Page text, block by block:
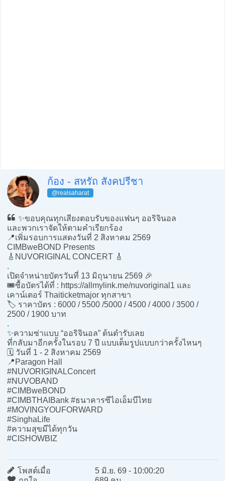
ก้อง - สหรัถ สังคปรีชา
@realsaharat
✨ขอบคุณทุกเสียงตอบรับของแฟนๆ ออริจินอล
และพวกเราจัดให้ตามคำเรียกร้อง
📍เพิ่มรอบการแสดงวันที่ 2 สิงหาคม 2569
CIMBweBOND Presents
🎸NUVORIGINAL CONCERT 🎸
.
เปิดจำหน่ายบัตรวันที่ 13 มิถุนายน 2569 🎉
🎟️ซื้อบัตรได้ที่ : https://allmylink.me/nuvoriginal1 และ
เคาน์เตอร์ Thaiticketmajor ทุกสาขา
🏷️ ราคาบัตร : 6000 / 5500 /5000 / 4500 / 4000 / 3500 /
2500 / 1900 บาท
.
✨ความซ่าแบบ “ออริจินอล” ต้นตำรับเลย
ที่กลับมาอีกครั้งในรอบ 7 ปี แบบเต็มรูปแบบกว่าครั้งไหนๆ
🗓 วันที่ 1 - 2 สิงหาคม 2569
📍Paragon Hall
#NUVORIGINALConcert
#NUVOBAND
#CIMBweBOND
#CIMBTHAIBank #ธนาคารซีไอเอ็มบีไทย
#MOVINGYOUFORWARD
#SinghaLife
#ความสุขมีได้ทุกวัน
#CISHOWBIZ
โพสต์เมื่อ
5 มิ.ย. 69 - 10:00:20